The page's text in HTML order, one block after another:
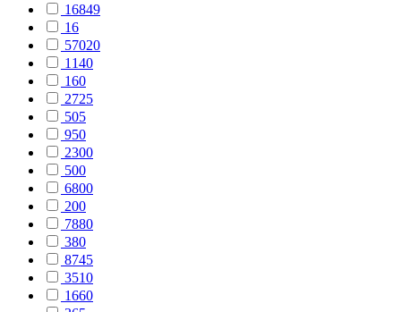
16849
16
57020
1140
160
2725
505
950
2300
500
6800
200
7880
380
8745
3510
1660